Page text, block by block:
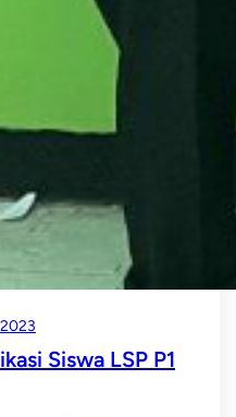
Siswa LSP P1